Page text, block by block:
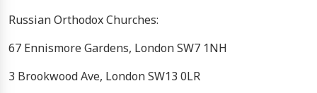
Russian Orthodox Churches:
67 Ennismore Gardens, London SW7 1NH
3 Brookwood Ave, London SW13 0LR